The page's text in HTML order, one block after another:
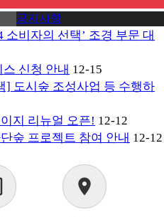
공지사항
소비자의 선택’ 조경 부문 대
신청 안내 12-15
] 도시숲 조성사업 등 수행하
지 리뉴얼 오픈! 12-12
숲 프로젝트 참여 안내 12-12
location_on